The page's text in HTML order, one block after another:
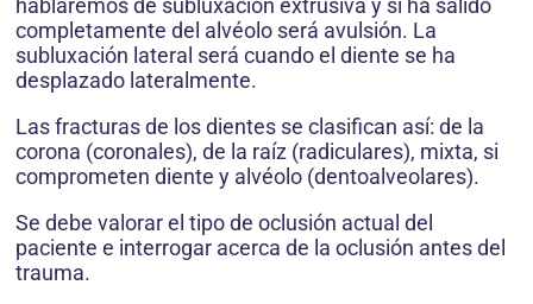
hablaremos de subluxación extrusiva y si ha salido
completamente del alvéolo será avulsión. La
subluxación lateral será cuando el diente se ha
desplazado lateralmente.
Las fracturas de los dientes se clasifican así: de la
corona (coronales), de la raíz (radiculares), mixta, si
comprometen diente y alvéolo (dentoalveolares).
Se debe valorar el tipo de oclusión actual del
paciente e interrogar acerca de la oclusión antes del
trauma.